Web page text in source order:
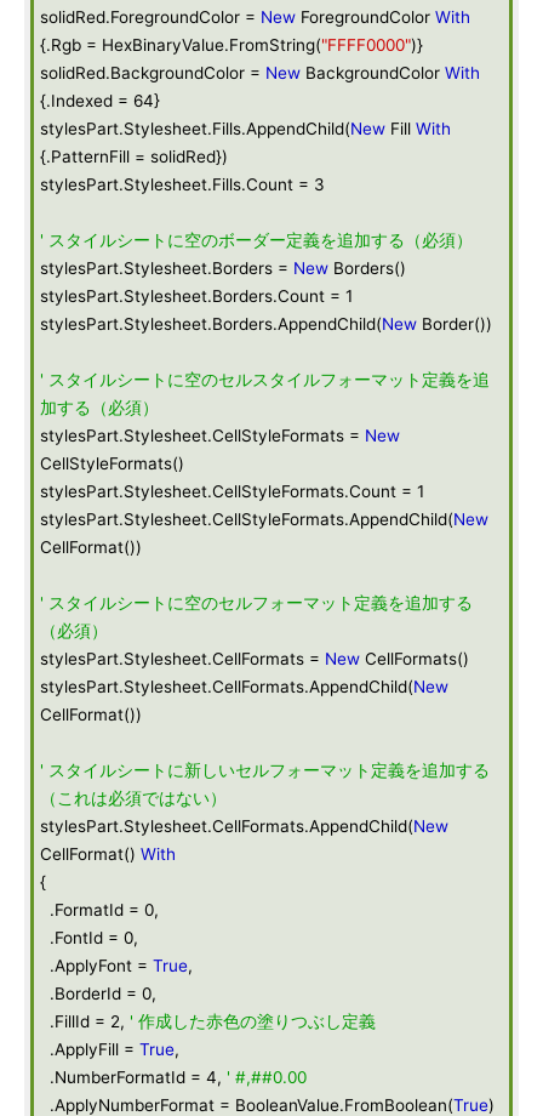
solidRed.ForegroundColor = New ForegroundColor With
{.Rgb = HexBinaryValue.FromString("FFFF0000")}
solidRed.BackgroundColor = New BackgroundColor With
{.Indexed = 64}
stylesPart.Stylesheet.Fills.AppendChild(New Fill With
{.PatternFill = solidRed})
stylesPart.Stylesheet.Fills.Count = 3
' スタイルシートに空のボーダー定義を追加する（必須）
stylesPart.Stylesheet.Borders = New Borders()
stylesPart.Stylesheet.Borders.Count = 1
stylesPart.Stylesheet.Borders.AppendChild(New Border())
' スタイルシートに空のセルスタイルフォーマット定義を追
加する（必須）
stylesPart.Stylesheet.CellStyleFormats = New
CellStyleFormats()
stylesPart.Stylesheet.CellStyleFormats.Count = 1
stylesPart.Stylesheet.CellStyleFormats.AppendChild(New
CellFormat())
' スタイルシートに空のセルフォーマット定義を追加する
（必須）
stylesPart.Stylesheet.CellFormats = New CellFormats()
stylesPart.Stylesheet.CellFormats.AppendChild(New
CellFormat())
' スタイルシートに新しいセルフォーマット定義を追加する
（これは必須ではない）
stylesPart.Stylesheet.CellFormats.AppendChild(New
CellFormat() With
{
.FormatId = 0,
.FontId = 0,
.ApplyFont = True,
.BorderId = 0,
.FillId = 2, ' 作成した赤色の塗りつぶし定義
.ApplyFill = True,
.NumberFormatId = 4, ' #,##0.00
.ApplyNumberFormat = BooleanValue.FromBoolean(True)